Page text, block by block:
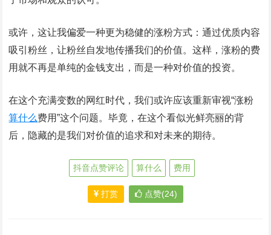
或许，这让我偏爱一种更为稳健的涨粉方式：通过优质内容
吸引粉丝，让粉丝自发地传播我们的价值。这样，涨粉的费
用就不再是单纯的金钱支出，而是一种对价值的投资。
在这个充满变数的网红时代，我们或许应该重新审视“涨粉
算什么费用”这个问题。毕竟，在这个看似光鲜亮丽的背
后，隐藏的是我们对价值的追求和对未来的期待。
抖音点赞评论 算什么 费用
打赏 点赞(24)